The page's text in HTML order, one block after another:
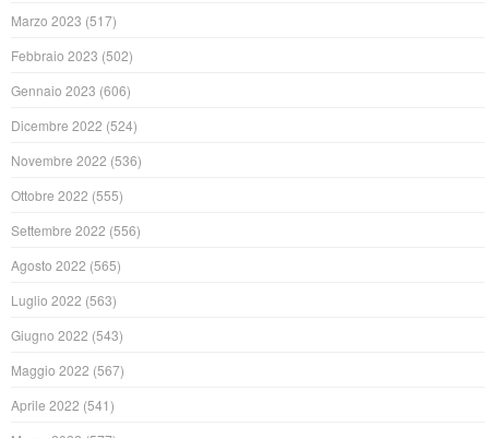
Marzo 2023 (517)
Febbraio 2023 (502)
Gennaio 2023 (606)
Dicembre 2022 (524)
Novembre 2022 (536)
Ottobre 2022 (555)
Settembre 2022 (556)
Agosto 2022 (565)
Luglio 2022 (563)
Giugno 2022 (543)
Maggio 2022 (567)
Aprile 2022 (541)